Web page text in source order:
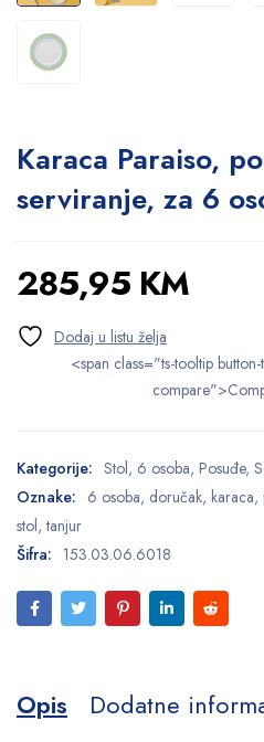
Karaca Paraiso,
serviranje, za 6
285,95 KM
<span class="ts-tooltip
Kategorije: Stol, 6 osoba, Posuđe,
Oznake: 6 osoba, doručak, karaca,
stol,tanjur
Šifra: 153.03.06.6018
Opis Dodatne